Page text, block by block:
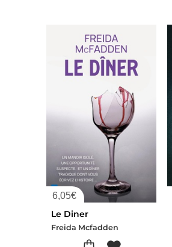
6,05€
Le Diner
Freida Mcfadden